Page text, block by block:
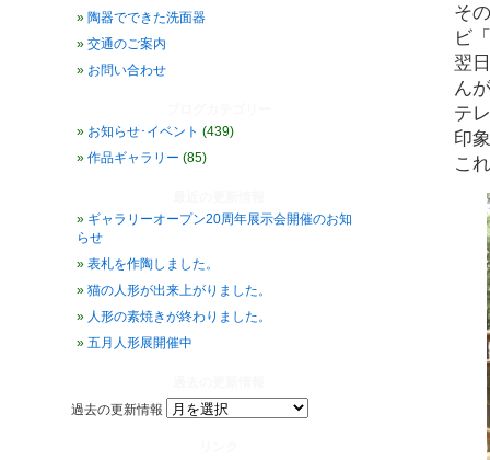
陶器でできた洗面器
交通のご案内
お問い合わせ
お知らせ･イベント (439)
作品ギャラリー (85)
ギャラリーオープン20周年展示会開催のお知
らせ
表札を作陶しました。
猫の人形が出来上がりました。
人形の素焼きが終わりました。
五月人形展開催中
過去の更新情報
そ
ビ
翌
ん
テ
印
こ